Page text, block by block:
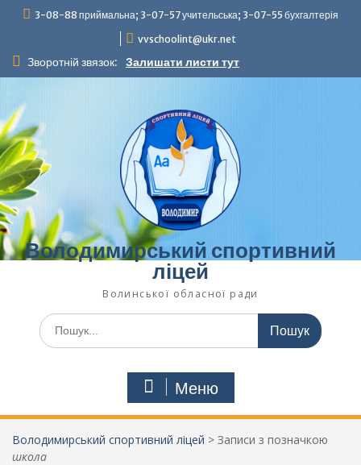
Перейти3-08-88 приймальна; 3-07-57 учительська; 3-07-55 бухгалтерія
vvschoolint@ukr.net
Зворотній звязок: Залишати листи тут
Володимирський спортивний
ліцей
Волинської обласної ради
Шукати:
Меню
Володимирський спортивний ліцей > Записи з позначкою
школа